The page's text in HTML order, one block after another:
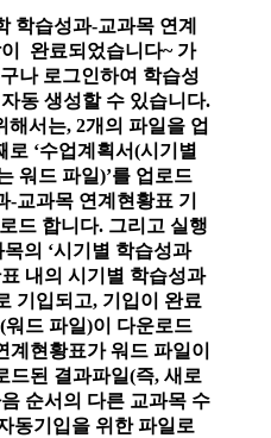
학습성과-교과목 연계
완료되었습니다~ 가
나 로그인하여 학습성
동 생성할 수 있습니다.
해서는, 2개의 파일을 업
‘수업계획서(시기별
워드 파일)’를 업로드
-교과목 연계현황표 기
드 합니다. 그리고 실행
의 ‘시기별 학습성과
내의 시기별 학습성과
기입되고, 기입이 완료
드 파일)이 다운로드
계현황표가 워드 파일이
드된 결과파일(즉, 새로
순서의 다른 교과목 수
동기입을 위한 파일로